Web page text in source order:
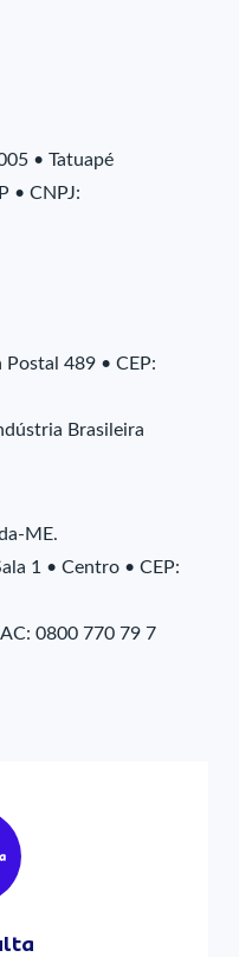
• Tatuapé
• CNPJ:
Postal 489 • CEP:
Brasileira
ME.
1 • Centro • CEP:
0800 770 79 7